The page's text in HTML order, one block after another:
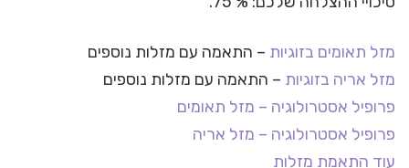
מזל תאומים בזוגיות – התאמה עם מזלות נוספים
מזל אריה בזוגיות – התאמה עם מזלות נוספים
פרופיל אסטרולוגיה – מזל תאומים
פרופיל אסטרולוגיה – מזל אריה
עוד התאמת מזלות